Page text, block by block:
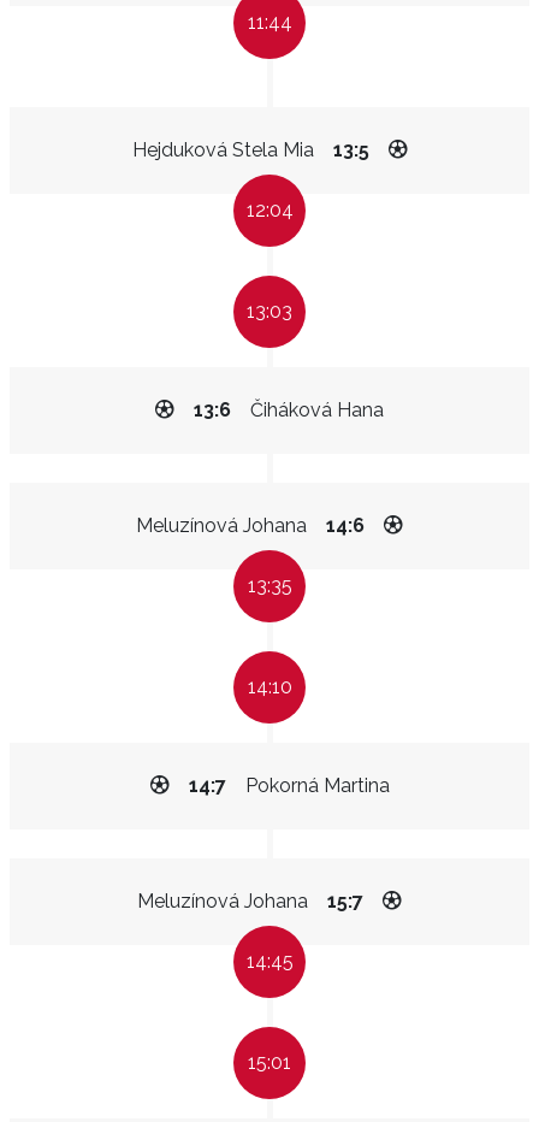
11:44
Hejduková Stela Mia 13:5
12:04
13:03
Čiháková Hana
13:6
Meluzínová Johana 14:6
13:35
14:10
Pokorná Martina
14:7
Meluzínová Johana 15:7
14:45
15:01